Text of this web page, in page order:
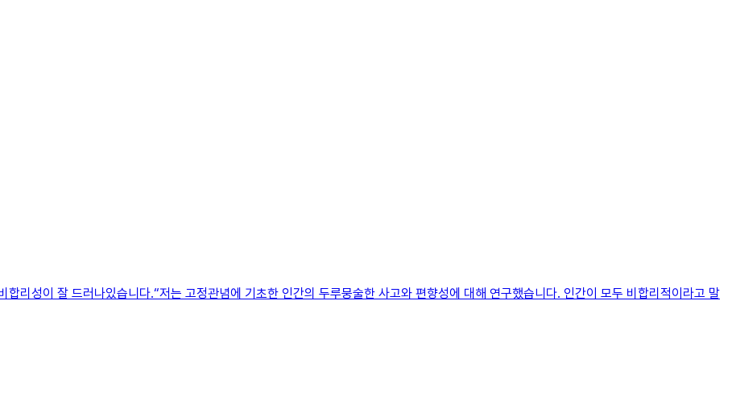
리성이 잘 드러나있습니다.“저는 고정관념에 기초한 인간의 두루뭉술한 사고와 편향성에 대해 연구했습니다. 인간이 모두 비합리적이라고 말